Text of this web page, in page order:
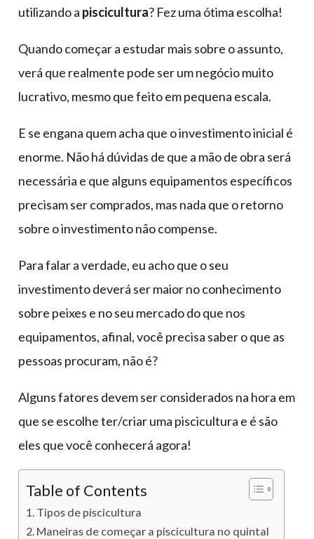
utilizando a piscicultura? Fez uma ótima escolha!
Quando começar a estudar mais sobre o assunto,
verá que realmente pode ser um negócio muito
lucrativo, mesmo que feito em pequena escala.
E se engana quem acha que o investimento inicial é
enorme. Não há dúvidas de que a mão de obra será
necessária e que alguns equipamentos específicos
precisam ser comprados, mas nada que o retorno
sobre o investimento não compense.
Para falar a verdade, eu acho que o seu
investimento deverá ser maior no conhecimento
sobre peixes e no seu mercado do que nos
equipamentos, afinal, você precisa saber o que as
pessoas procuram, não é?
Alguns fatores devem ser considerados na hora em
que se escolhe ter/criar uma piscicultura e é são
eles que você conhecerá agora!
Table of Contents
Tipos de piscicultura
Maneiras de começar a piscicultura no quintal